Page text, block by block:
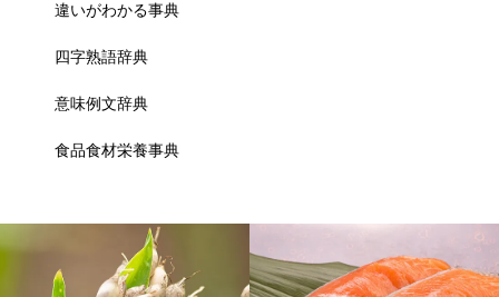
違いがわかる事典
四字熟語辞典
意味例文辞典
食品食材栄養事典